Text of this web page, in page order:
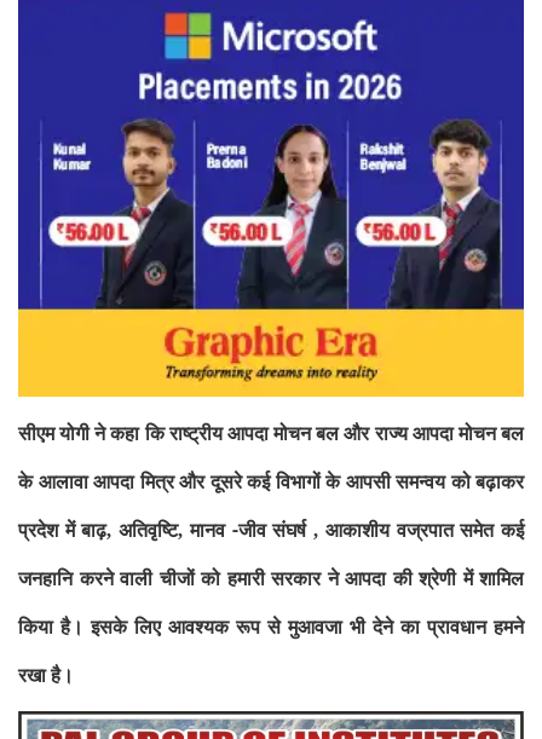
सीएम योगी ने कहा कि राष्ट्रीय आपदा मोचनबल और राज्य आपदा मोचन बल
के आलावा आपदा मित्र और दूसरे कई विभागों के आपसी समन्वय को बढ़ाकर
प्रदेश में बाढ़,अतिवृष्टि,मानव -जीव संघर्ष, आकाशीय वज्रपात समेत कई
जनहानि करने वाली चीजों को हमारी सरकार ने आपदा की श्रेणी में शामिल
किया है। इसके लिए आवश्यक रूप से मुआवजा भी देने का प्रावधान हमने
रखा है।